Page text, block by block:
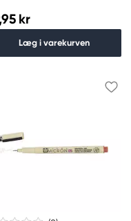
kr
Læg i varekurven